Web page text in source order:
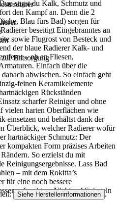
Entsorgung
sagst du Kalk, Schmutz und
den Kampf an. Denn die 2
Blau fürs Bad) sorgen für
beseitigt Eingebranntes an
sowie Flugrost von Besteck und
der blaue Radierer Kalk- und
– ob an Fliesen,
Einfach über die
abwischen. So einfach geht
feinen Keramikelemente
Rückständen
scharfer Reiniger und ohne
vielen harten Oberflächen wie
einsetzen und behältst dank der
Überblick, welcher Radierer wofür
hartnäckiger Schmutz: Der
kompakten Form präzises Arbeiten
So erzielst du mit
Reinigungsergebnisse. Lass Bad
– mit dem Rokitta’s
für eine noch bessere
anfeuchten. Nicht auf Spiegeln
Siehe Herstellerinformationen .